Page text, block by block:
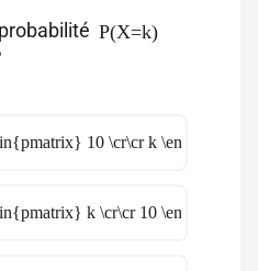
P(X=k)
10 \cr\cr k
k \cr\cr 10